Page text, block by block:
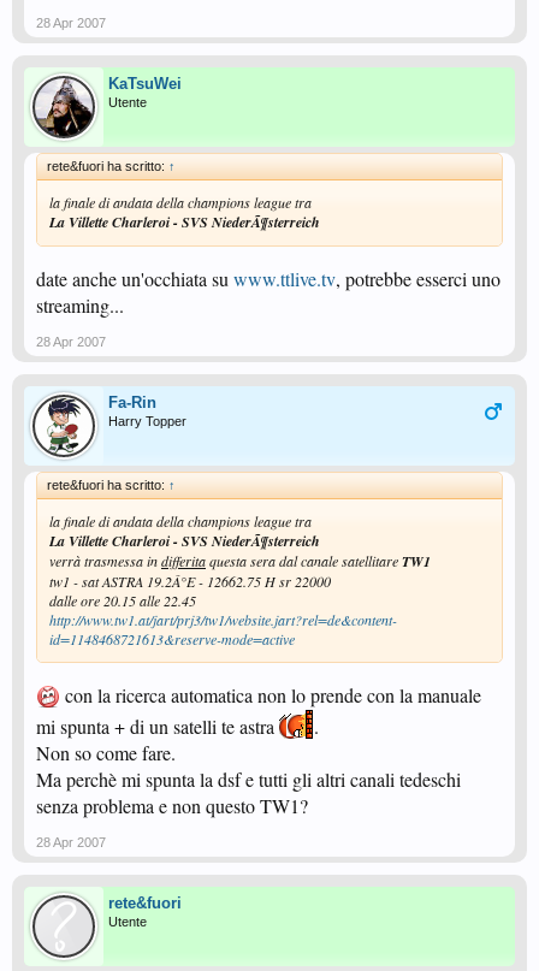
28 Apr 2007
KaTsuWei
Utente
rete&fuori ha scritto: ↑
la finale di andata della champions league tra
La Villette Charleroi - SVS NiederÃ¶sterreich
date anche un'occhiata su www.ttlive.tv, potrebbe esserci uno
streaming...
28 Apr 2007
Fa-Rin
Harry Topper
rete&fuori ha scritto: ↑
la finale di andata della champions league tra
La Villette Charleroi - SVS NiederÃ¶sterreich
verrà trasmessa indifferitaquesta sera dal canale satellitareTW1
tw1 - sat ASTRA 19.2Â°E - 12662.75 H sr 22000
dalle ore 20.15 alle 22.45
http://www.tw1.at/jart/prj3/tw1/website.jart?rel=de&content-
id=1148468721613&reserve-mode=active
con la ricerca automatica non lo prende con la manuale
mi spunta + di un satelli te astra
.
Non so come fare.
Ma perchè mi spunta la dsf e tutti gli altri canali tedeschi
senza problema e non questo TW1?
28 Apr 2007
rete&fuori
Utente